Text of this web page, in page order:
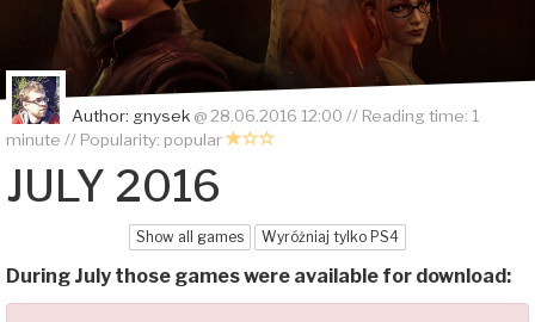
Author: gnysek @28.06.2016 12:00 // Reading time: 1
minute // Popularity: popular
JULY 2016
Show all games Wyróżniaj tylko PS4
During July those games were available for download: